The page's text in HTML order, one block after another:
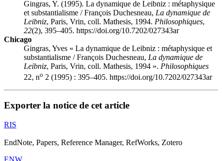
Gingras, Y. (1995). La dynamique de Leibniz : métaphysique
et substantialisme / François Duchesneau, La dynamique de
Leibniz, Paris, Vrin, coll. Mathesis, 1994. Philosophiques,
22(2), 395–405. https://doi.org/10.7202/027343ar
Chicago
Gingras, Yves « La dynamique de Leibniz : métaphysique et
substantialisme / François Duchesneau, La dynamique de
Leibniz, Paris, Vrin, coll. Mathesis, 1994 ». Philosophiques
22, no 2 (1995) : 395–405. https://doi.org/10.7202/027343ar
Exporter la notice de cet article
RIS
EndNote, Papers, Reference Manager, RefWorks, Zotero
ENW